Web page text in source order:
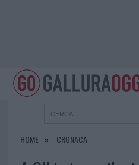
HOME CRONACA